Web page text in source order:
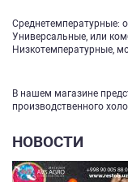
Среднетемпературные:
Универсальные, или
Низкотемпературные,
В нашем магазине
производственного
НОВОСТИ